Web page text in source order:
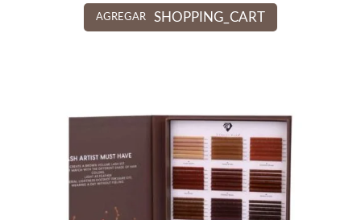
AGREGAR SHOPPING_CART